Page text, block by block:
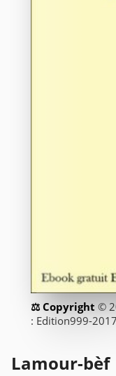
©
: Edition999-
Lamour-bèf